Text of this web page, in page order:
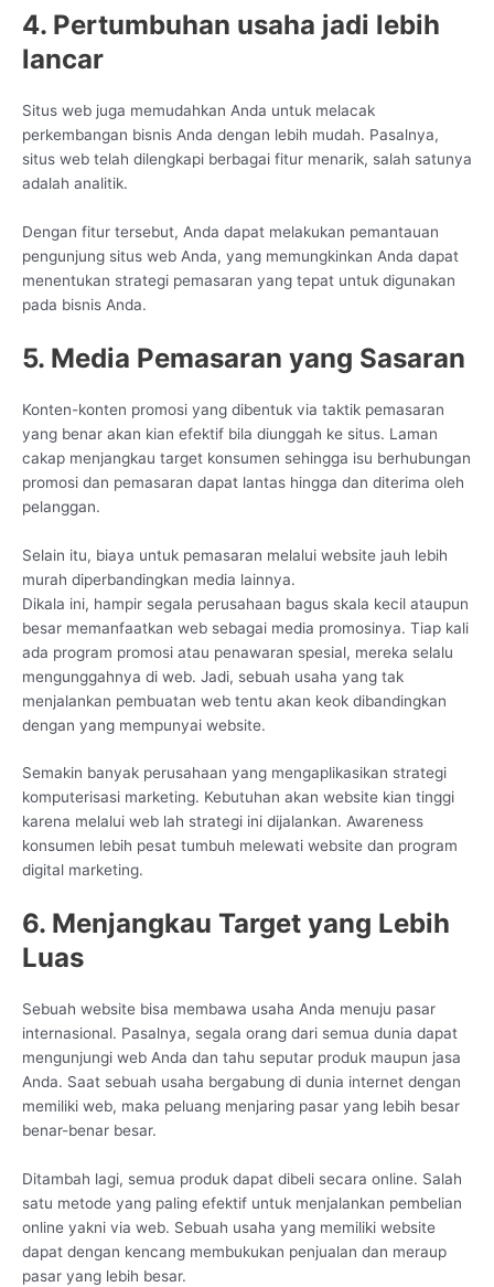
4. Pertumbuhan usaha jadi lebih
lancar
Situs web juga memudahkan Anda untuk melacak
perkembangan bisnis Anda dengan lebih mudah. Pasalnya,
situs web telah dilengkapi berbagai fitur menarik, salah satunya
adalah analitik.
Dengan fitur tersebut, Anda dapat melakukan pemantauan
pengunjung situs web Anda, yang memungkinkan Anda dapat
menentukan strategi pemasaran yang tepat untuk digunakan
pada bisnis Anda.
5. Media Pemasaran yang Sasaran
Konten-konten promosi yang dibentuk via taktik pemasaran
yang benar akan kian efektif bila diunggah ke situs. Laman
cakap menjangkau target konsumen sehingga isu berhubungan
promosi dan pemasaran dapat lantas hingga dan diterima oleh
pelanggan.
Selain itu, biaya untuk pemasaran melalui website jauh lebih
murah diperbandingkan media lainnya.
Dikala ini, hampir segala perusahaan bagus skala kecil ataupun
besar memanfaatkan web sebagai media promosinya. Tiap kali
ada program promosi atau penawaran spesial, mereka selalu
mengunggahnya di web. Jadi, sebuah usaha yang tak
menjalankan pembuatan web tentu akan keok dibandingkan
dengan yang mempunyai website.
Semakin banyak perusahaan yang mengaplikasikan strategi
komputerisasi marketing. Kebutuhan akan website kian tinggi
karena melalui web lah strategi ini dijalankan. Awareness
konsumen lebih pesat tumbuh melewati website dan program
digital marketing.
6. Menjangkau Target yang Lebih
Luas
Sebuah website bisa membawa usaha Anda menuju pasar
internasional. Pasalnya, segala orang dari semua dunia dapat
mengunjungi web Anda dan tahu seputar produk maupun jasa
Anda. Saat sebuah usaha bergabung di dunia internet dengan
memiliki web, maka peluang menjaring pasar yang lebih besar
benar-benar besar.
Ditambah lagi, semua produk dapat dibeli secara online. Salah
satu metode yang paling efektif untuk menjalankan pembelian
online yakni via web. Sebuah usaha yang memiliki website
dapat dengan kencang membukukan penjualan dan meraup
pasar yang lebih besar.